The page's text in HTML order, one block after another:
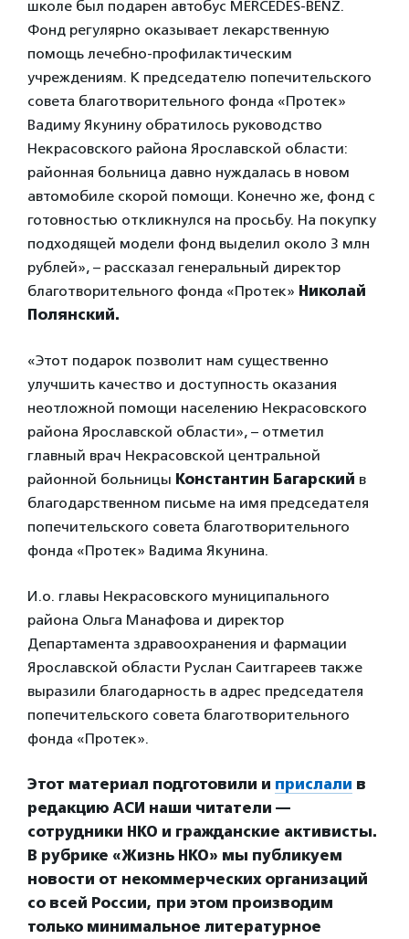
школе был подарен автобус MERCEDES-BENZ.
Фонд регулярно оказывает лекарственную
помощь лечебно-профилактическим
учреждениям. К председателю попечительского
совета благотворительного фонда «Протек»
Вадиму Якунину обратилось руководство
Некрасовского района Ярославской области:
районная больница давно нуждалась в новом
автомобиле скорой помощи. Конечно же, фонд с
готовностью откликнулся на просьбу. На покупку
подходящей модели фонд выделил около 3 млн
рублей», – рассказал генеральный директор
благотворительного фонда «Протек» Николай
Полянский.
«Этот подарок позволит нам существенно
улучшить качество и доступность оказания
неотложной помощи населению Некрасовского
района Ярославской области», – отметил
главный врач Некрасовской центральной
районной больницы Константин Багарский в
благодарственном письме на имя председателя
попечительского совета благотворительного
фонда «Протек» Вадима Якунина.
И.о. главы Некрасовского муниципального
района Ольга Манафова и директор
Департамента здравоохранения и фармации
Ярославской области Руслан Саитгареев также
выразили благодарность в адрес председателя
попечительского совета благотворительного
фонда «Протек».
Этот материал подготовили и прислали в
редакцию АСИ наши читатели —
сотрудники НКО и гражданские активисты.
В рубрике «Жизнь НКО» мы публикуем
новости от некоммерческих организаций
со всей России, при этом производим
только минимальное литературное